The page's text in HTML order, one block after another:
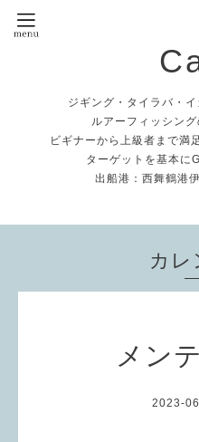
ジギング・タイラバ・
ルアーフィッシング
ビギナーから上級者まで満
ターゲットを基本に
出船港：西舞鶴港
カレ
メン
2023-